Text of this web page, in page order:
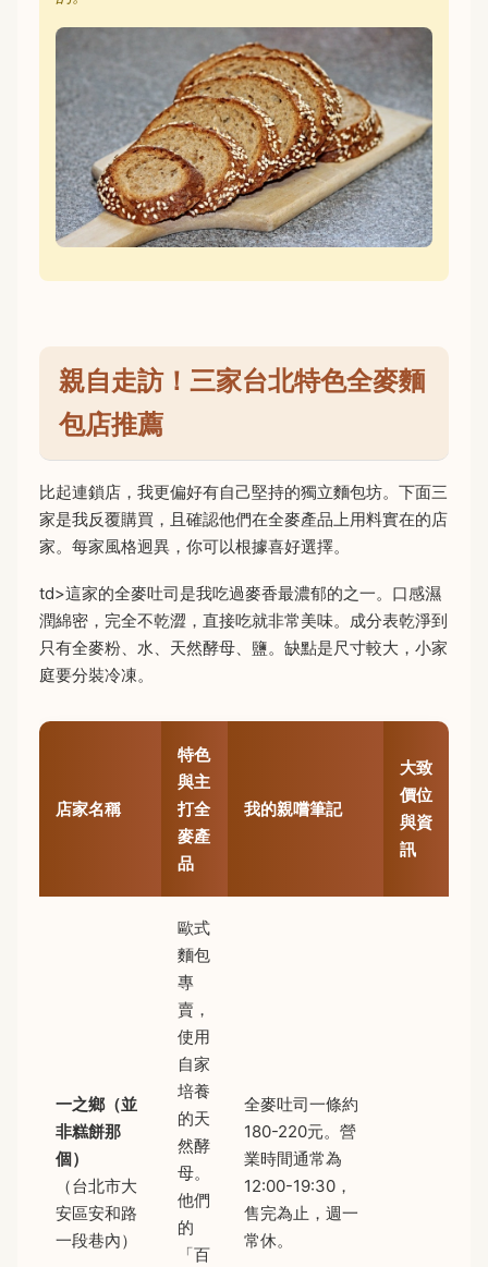
親自走訪！三家台北特色全麥麵
包店推薦
比起連鎖店，我更偏好有自己堅持的獨立麵包坊。下面三
家是我反覆購買，且確認他們在全麥產品上用料實在的店
家。每家風格迥異，你可以根據喜好選擇。
td>這家的全麥吐司是我吃過麥香最濃郁的之一。口感濕
潤綿密，完全不乾澀，直接吃就非常美味。成分表乾淨到
只有全麥粉、水、天然酵母、鹽。缺點是尺寸較大，小家
庭要分裝冷凍。
店家名稱
特色
與主
打全
麥產
品
我的親嚐筆記
大致
價位
與資
訊
一之鄉（並
非糕餅那
個）
（台北市大
安區安和路
一段巷內）
歐式
麵包
專
賣，
使用
自家
培養
的天
然酵
母。
他們
的
「百
全麥吐司一條約
180-220元。營
業時間通常為
12:00-19:30，
售完為止，週一
常休。